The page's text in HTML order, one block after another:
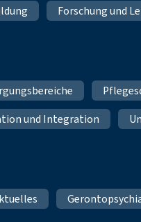
Forschung und
und Integration